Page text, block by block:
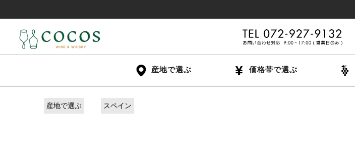
産地で選ぶ 価格帯で選ぶ
産地で選ぶ スペイン